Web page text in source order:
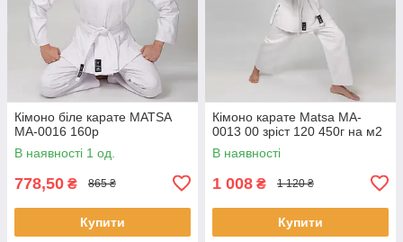
Кімоно біле карате MATSA
MA-0016 160p
В наявності 1 од.
778,50 ₴ 865 ₴
Купити
Кімоно карате Matsa MA-
0013 00 зріст 120 450г на м2
В наявності
1 008 ₴ 1 120 ₴
Купити